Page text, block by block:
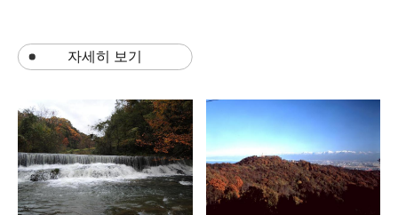
자세히 보기